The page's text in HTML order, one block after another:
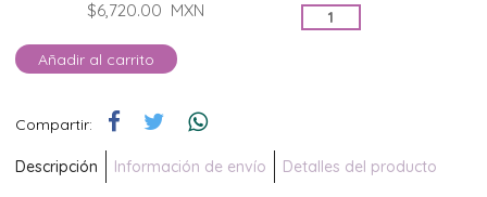
$6,720.00 MXN
Añadir al carrito
Compartir:
Descripción Información de envío Detalles del producto